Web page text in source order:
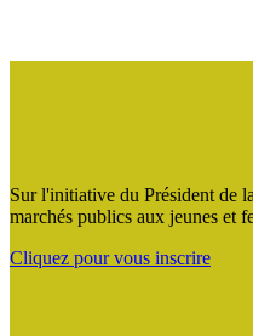
Sur l'initiative du Président de
marchés publics aux jeunes et
Cliquez pour vous inscrire